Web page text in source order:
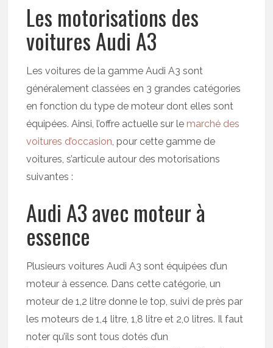
Les motorisations des
voitures Audi A3
Les voitures de la gamme Audi A3 sont
généralement classées en 3 grandes catégories
en fonction du type de moteur dont elles sont
équipées. Ainsi, l’offre actuelle sur le marché des
voitures d’occasion, pour cette gamme de
voitures, s’articule autour des motorisations
suivantes :
Audi A3 avec moteur à
essence
Plusieurs voitures Audi A3 sont équipées d’un
moteur à essence. Dans cette catégorie, un
moteur de 1,2 litre donne le top, suivi de près par
les moteurs de 1,4 litre, 1,8 litre et 2,0 litres. Il faut
noter qu’ils sont tous dotés d’un